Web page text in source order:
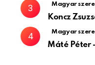
Magyar
Koncz
Magyar
Máté Péter